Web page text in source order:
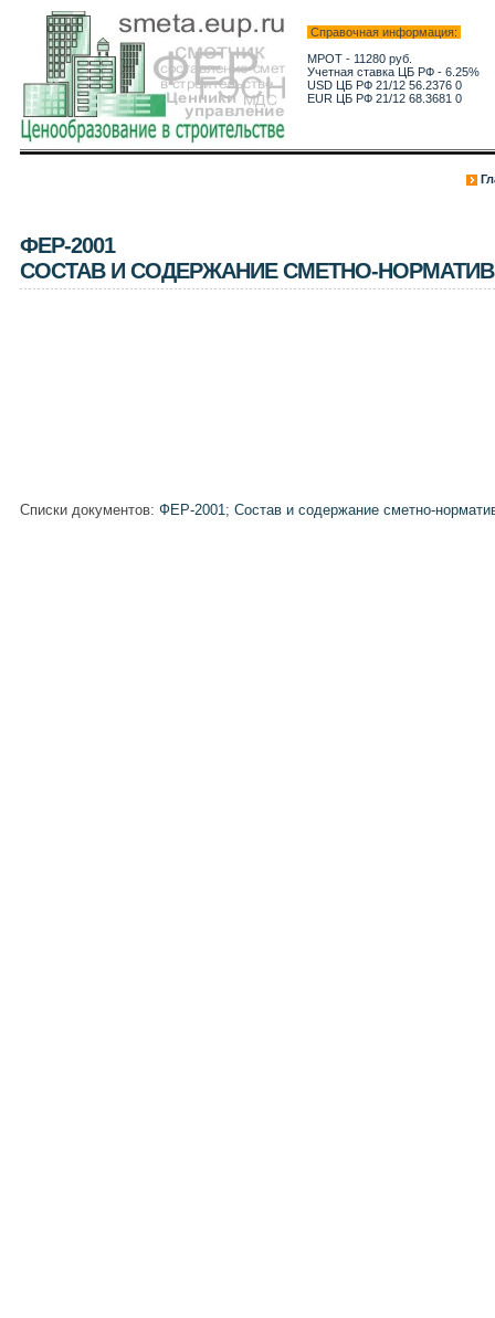
Справочная информация:
МРОТ - 11280 руб.
Учетная ставка ЦБ РФ - 6.25%
USD ЦБ РФ 21/12 56.2376 0
EUR ЦБ РФ 21/12 68.3681 0
ФЕР-2001
СОСТАВ И СОДЕРЖАНИЕ СМЕТНО-
Списки документов: ФЕР-2001; Состав и содержание сметно-